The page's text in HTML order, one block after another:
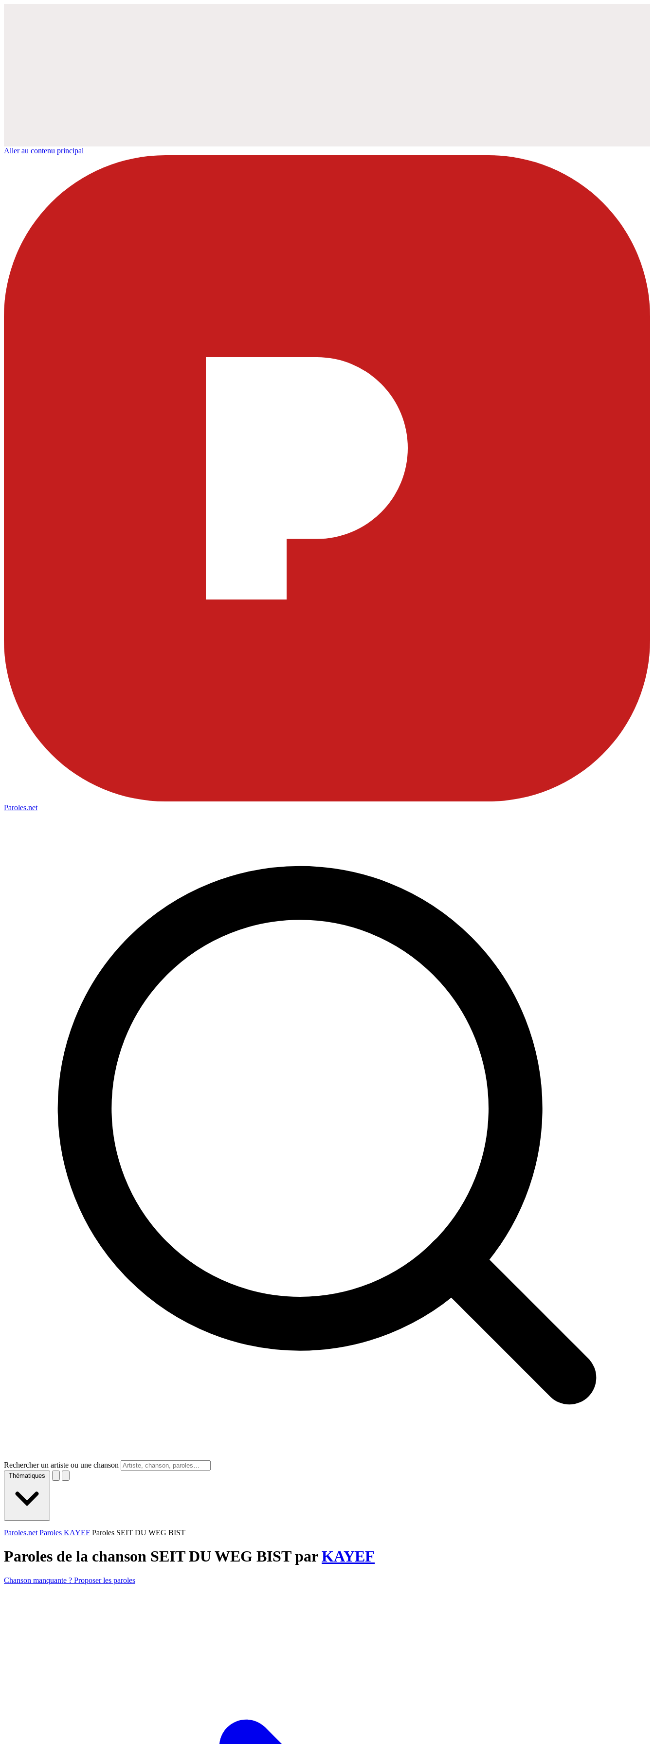
Aller au contenu principal
Paroles.net
Rechercher un artiste ou une chanson
Thématiques
Paroles.net Paroles KAYEF Paroles SEIT DU WEG BIST
Paroles de la chanson SEIT DU WEG BIST parKAYEF
Chanson manquante ? Proposer les paroles